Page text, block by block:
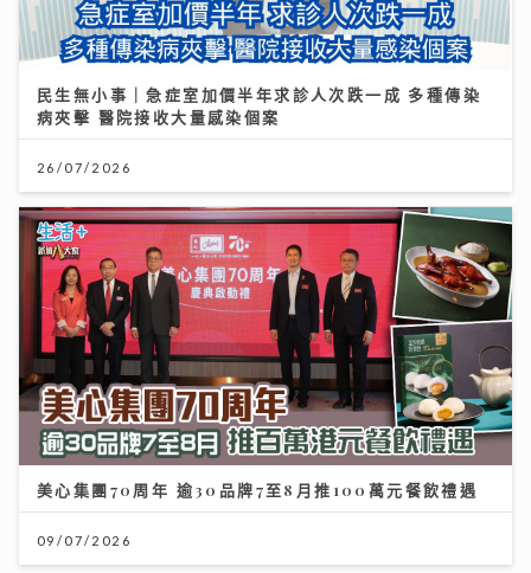
民生無小事｜急症室加價半年求診人次跌一成 多種傳染
病夾擊 醫院接收大量感染個案
26/07/2026
美心集團70周年 逾30品牌7至8月推100萬元餐飲禮遇
09/07/2026